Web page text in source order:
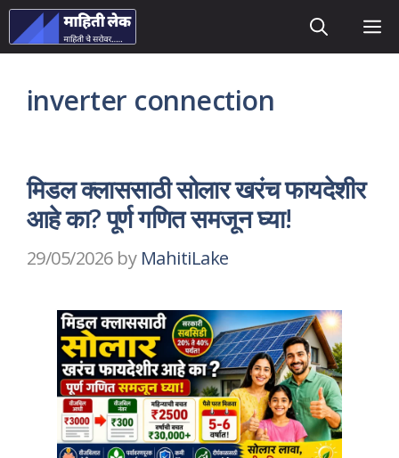
Skip
to
inverter connection
मिडल क्लाससाठी सोलार खरंच फायदेशीर
आहे का? पूर्ण गणित समजून घ्या!
29/05/2026 by MahitiLake